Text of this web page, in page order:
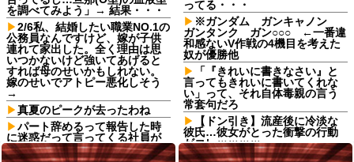
を調べてみよう」→ 結果・・・
2/6私、結婚したい職業NO.1の
公務員なんですけど、嫁が子供
連れて家出した。全く理由は思
いつかないけど強いてあげると
すれば母のせいかもしれない。
嫁のせいでアトピー悪化しそう
→
真夏のピークが去ったわね
パート辞めるって報告した時
に迷惑だって言ってくる社員が
いて、その人の不満を言い返し
ってる・・・
※ガンダム ガンキャノン
ガンタンク ガン○○○ ←一番違
和感ないV作戦の4機目を考えた
奴が優勝他
「『きれいに書きなさい』と
言ってもきれいに書いてくれな
い」って、それ自体毒親の言う
常套句だろ
【ドン引き】流産後に冷淡な
彼氏…彼女がとった衝撃の行動
がコレｗｗｗｗ